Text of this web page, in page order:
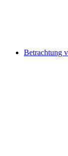
Betrachtung